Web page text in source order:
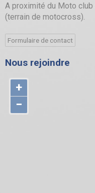
A proximité du Moto
(terrain de motocross).
Formulaire de contact
Nous rejoindre
+
−